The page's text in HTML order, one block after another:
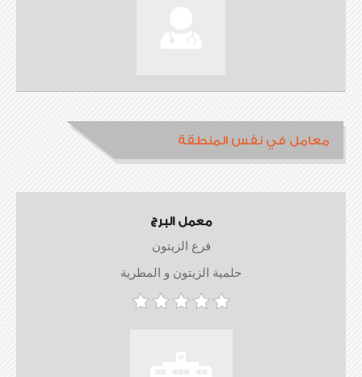
معامل في نفس المنطقة
معمل البرج
فرع الزيتون
حلمية الزيتون و المطرية